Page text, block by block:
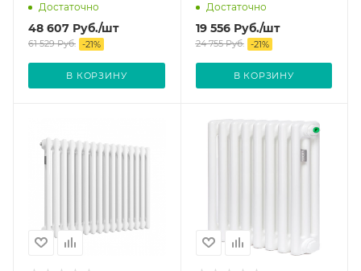
Достаточно
48 607 Руб./шт
61 529Руб. -21%
В КОРЗИНУ
Достаточно
19 556Руб./шт
24 755Руб. -21%
В КОРЗИНУ